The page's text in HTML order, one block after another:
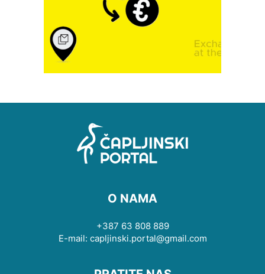
O NAMA
+387 63 808 889
E-mail: capljinski.portal@gmail.com